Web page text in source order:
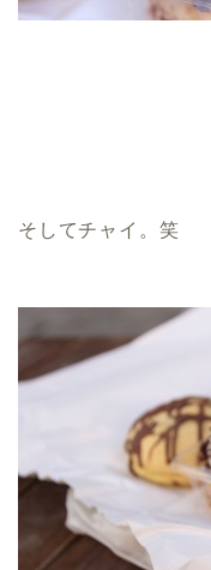
そしてチャイ。笑